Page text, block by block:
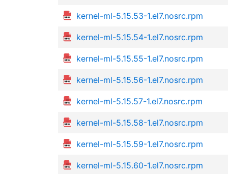
kernel-ml-5.15.53-1.el7.nosrc.rpm
kernel-ml-5.15.54-1.el7.nosrc.rpm
kernel-ml-5.15.55-1.el7.nosrc.rpm
kernel-ml-5.15.56-1.el7.nosrc.rpm
kernel-ml-5.15.57-1.el7.nosrc.rpm
kernel-ml-5.15.58-1.el7.nosrc.rpm
kernel-ml-5.15.59-1.el7.nosrc.rpm
kernel-ml-5.15.60-1.el7.nosrc.rpm